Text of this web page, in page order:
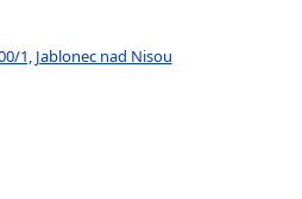
1, Jablonec nad Nisou